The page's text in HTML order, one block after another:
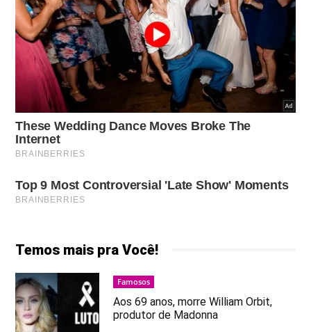
Temos mais pra Você!
Famosos
Aos 69 anos, morre William Orbit,
produtor de Madonna